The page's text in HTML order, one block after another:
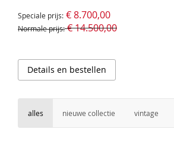
Speciale prijs € 8.700,00
Normale prijs € 14.500,00
Details en bestellen
alles nieuwe collectie vintage